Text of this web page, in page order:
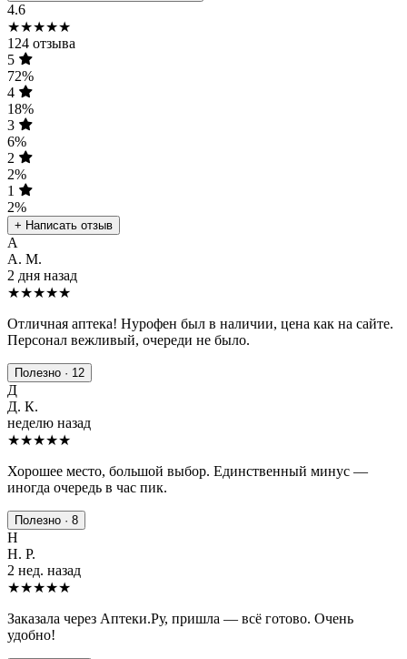
4.6
★★★★★
124 отзыва
5
72%
4
18%
3
6%
2
2%
1
2%
+ Написать отзыв
А
А. М.
2 дня назад
★★★★★
Отличная аптека! Нурофен был в наличии, цена как на сайте.
Персонал вежливый, очереди не было.
Полезно · 12
Д
Д. К.
неделю назад
★★★★★
Хорошее место, большой выбор. Единственный минус —
иногда очередь в час пик.
Полезно · 8
Н
Н. Р.
2 нед. назад
★★★★★
Заказала через Аптеки.Ру, пришла — всё готово. Очень
удобно!